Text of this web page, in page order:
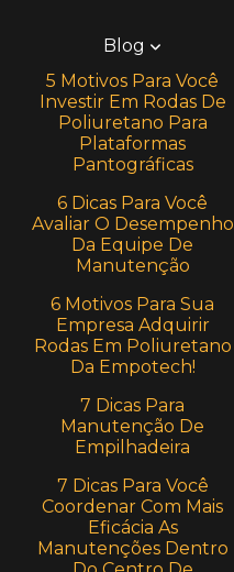
Blog
5 Motivos Para Você
Investir Em Rodas De
Poliuretano Para
Plataformas
Pantográficas
6 Dicas Para Você
Avaliar O Desempenho
Da Equipe De
Manutenção
6 Motivos Para Sua
Empresa Adquirir
Rodas Em Poliuretano
Da Empotech!
7 Dicas Para
Manutenção De
Empilhadeira
7 Dicas Para Você
Coordenar Com Mais
Eficácia As
Manutenções Dentro